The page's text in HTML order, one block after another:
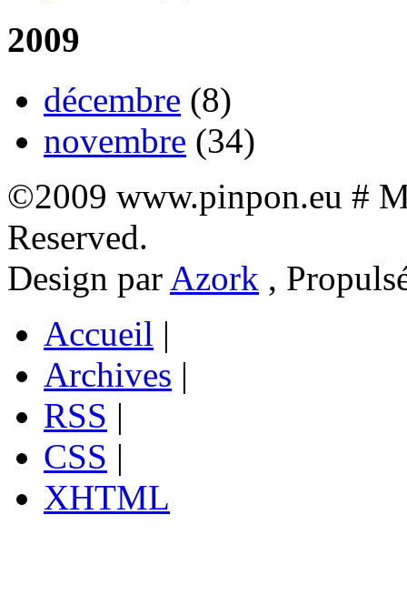
2009
décembre (8)
novembre (34)
©2009 www.pinpon.eu #
Reserved.
Design par Azork ,
Accueil |
Archives |
RSS |
CSS |
XHTML